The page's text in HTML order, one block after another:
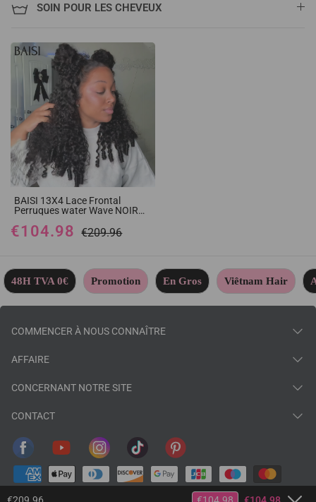
SOIN POUR LES CHEVEUX
BAISI 13X4 Lace Frontal
Perruques water Wave NOIR
NOIR en 100% Cheveux
Humains
€104.98 €209.96
48H TVA 0€ Promotion En Gros Viêtnam Hair
COMMENCER À NOUS CONNAÎTRE
AFFAIRE
CONCERNANT NOTRE SITE
CONTACT